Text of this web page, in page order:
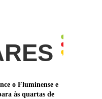
o Fluminense e
às quartas de